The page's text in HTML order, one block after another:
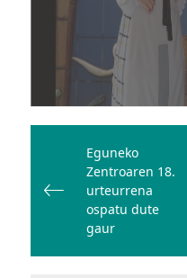
Bidalketetan
zehar
nabigatu
Eguneko
Zentroaren 18.
urteurrena
ospatu dute
gaur